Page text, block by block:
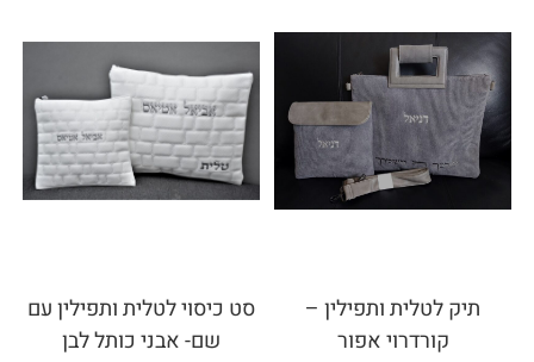
תיק לטלית ותפילין –
קורדרוי אפור
סט כיסוי לטלית ותפילין עם
שם- אבני כותל לבן